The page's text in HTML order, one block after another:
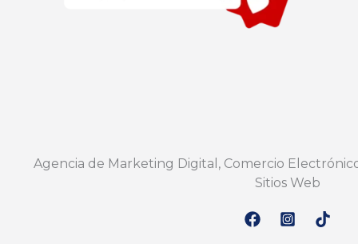
Agencia de Marketing Digital, Comercio
Sitios Web